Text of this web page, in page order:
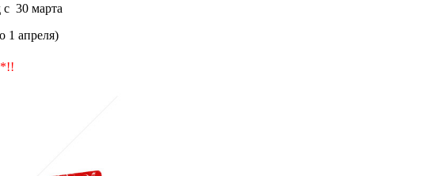
с 30 марта